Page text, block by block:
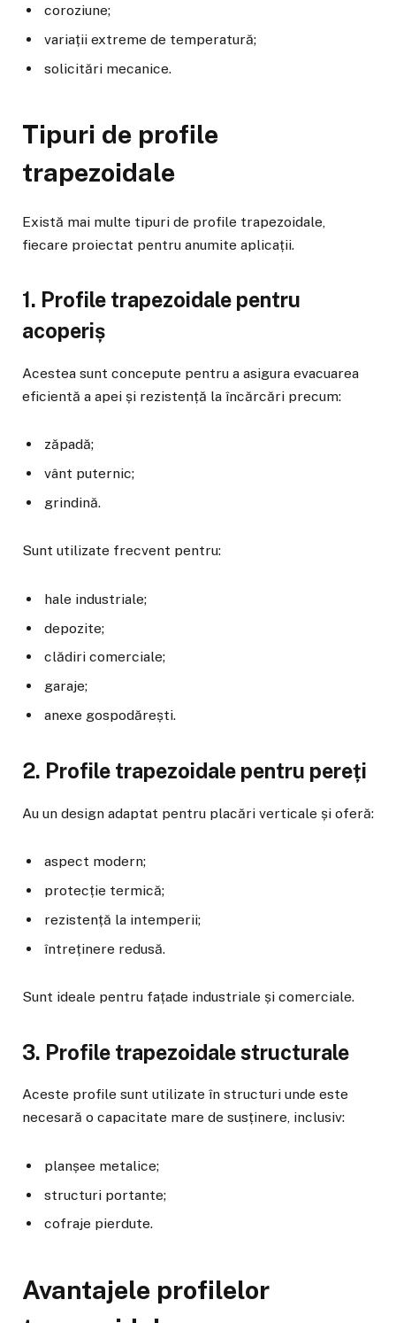
coroziune;
variații extreme de temperatură;
solicitări mecanice.
Tipuri de profile
trapezoidale
Există mai multe tipuri de profile trapezoidale,
fiecare proiectat pentru anumite aplicații.
1. Profile trapezoidale pentru
acoperiș
Acestea sunt concepute pentru a asigura evacuarea
eficientă a apei și rezistență la încărcări precum:
zăpadă;
vânt puternic;
grindină.
Sunt utilizate frecvent pentru:
hale industriale;
depozite;
clădiri comerciale;
garaje;
anexe gospodărești.
2. Profile trapezoidale pentru pereți
Au un design adaptat pentru placări verticale și oferă:
aspect modern;
protecție termică;
rezistență la intemperii;
întreținere redusă.
Sunt ideale pentru fațade industriale și comerciale.
3. Profile trapezoidale structurale
Aceste profile sunt utilizate în structuri unde este
necesară o capacitate mare de susținere, inclusiv:
planșee metalice;
structuri portante;
cofraje pierdute.
Avantajele profilelor